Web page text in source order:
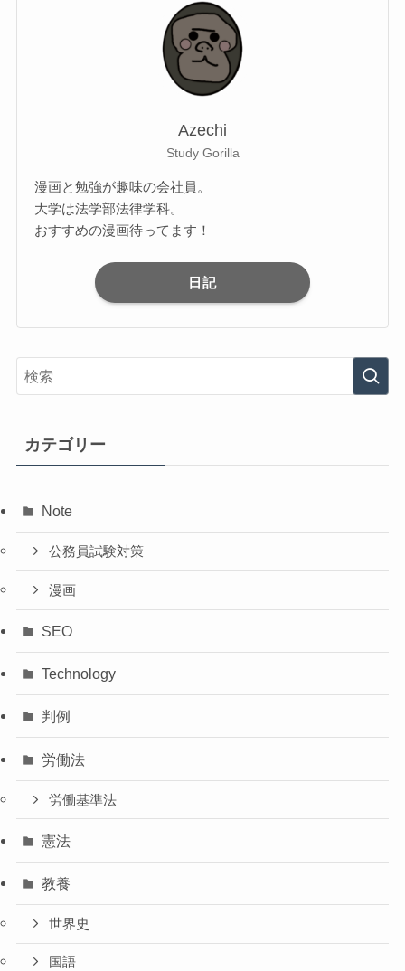
Azechi
Study Gorilla
漫画と勉強が趣味の会社員。
大学は法学部法律学科。
おすすめの漫画待ってます！
日記
カテゴリー
Note
公務員試験対策
漫画
SEO
Technology
判例
労働法
労働基準法
憲法
教養
世界史
国語